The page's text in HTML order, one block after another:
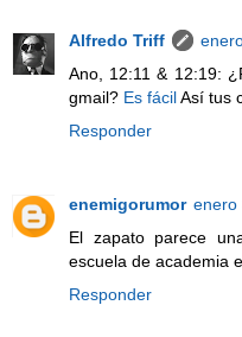
Alfredo Triff
Ano, 12:11 & 12:19:
gmail? Es fácilAsí tus
Responder
enemigorumor enero
El zapato parece
escuela de academia
Responder